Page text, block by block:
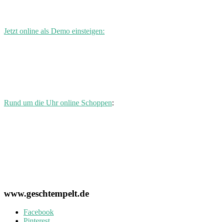
Jetzt online als Demo einsteigen:
Rund um die Uhr online Schoppen:
www.geschtempelt.de
Facebook